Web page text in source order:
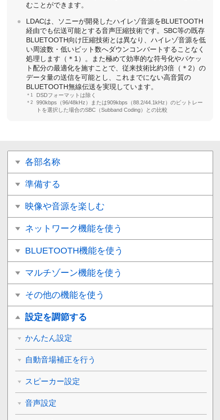
むことができます。
LDACは、ソニーが開発したハイレゾ音源をBLUETOOTH
経由でも伝送可能とする音声圧縮技術です。SBC等の既存
BLUETOOTH向け圧縮技術とは異なり、ハイレゾ音源を低
い周波数・低いビット数へダウンコンバートすることなく
処理します（＊1）。また極めて効率的な符号化やパケッ
ト配分の最適化を施すことで、従来技術比約3倍（＊2）の
データ量の送信を可能とし、これまでにない高音質の
BLUETOOTH無線伝送を実現しています。
＊1 DSDフォーマットは除く
＊2
990kbps（96/48kHz）または909kbps（88.2/44.1kHz）のビットレー
トを選択した場合のSBC（Subband Coding）との比較
各部名称
準備する
映像や音源を楽しむ
ネットワーク機能を使う
BLUETOOTH機能を使う
マルチゾーン機能を使う
その他の機能を使う
設定を調節する
かんたん設定
自動音場補正を行う
スピーカー設定
音声設定